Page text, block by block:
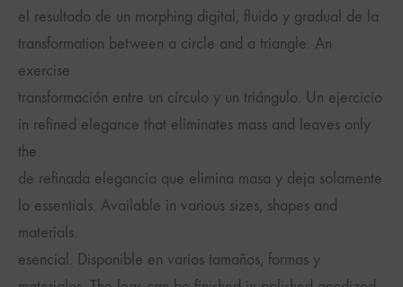
el resultado de un morphing digital, fluido y gradual de la
transformation between a circle and a triangle. An
exercise
transformación entre un círculo y un triángulo. Un ejercicio
in refined elegance that eliminates mass and leaves only
the
de refinada elegancia que elimina masa y deja solamente
lo essentials. Available in various sizes, shapes and
materials.
esencial. Disponible en varios tamaños, formas y